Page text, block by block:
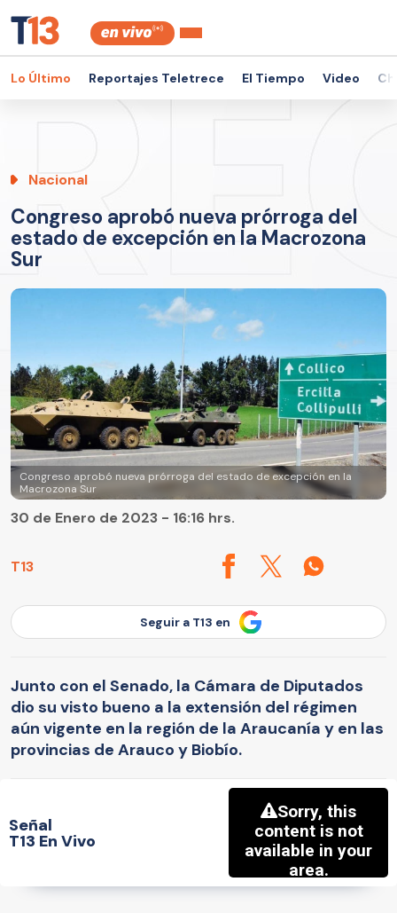
Lo Último Reportajes Teletrece El Tiempo Video
Nacional
Congreso aprobó nueva prórroga del
estado de excepción en la Macrozona
Sur
Congreso aprobó nueva prórroga del estado de excepción en la
Macrozona Sur
T13
30 de Enero de 2023 - 16:16 hrs.
Seguir a T13 en
Junto con el Senado, la Cámara de Diputados
dio su visto bueno a la extensión del régimen
aún vigente en la región de la Araucanía y en las
provincias de Arauco y Biobío.
Señal
T13 En Vivo